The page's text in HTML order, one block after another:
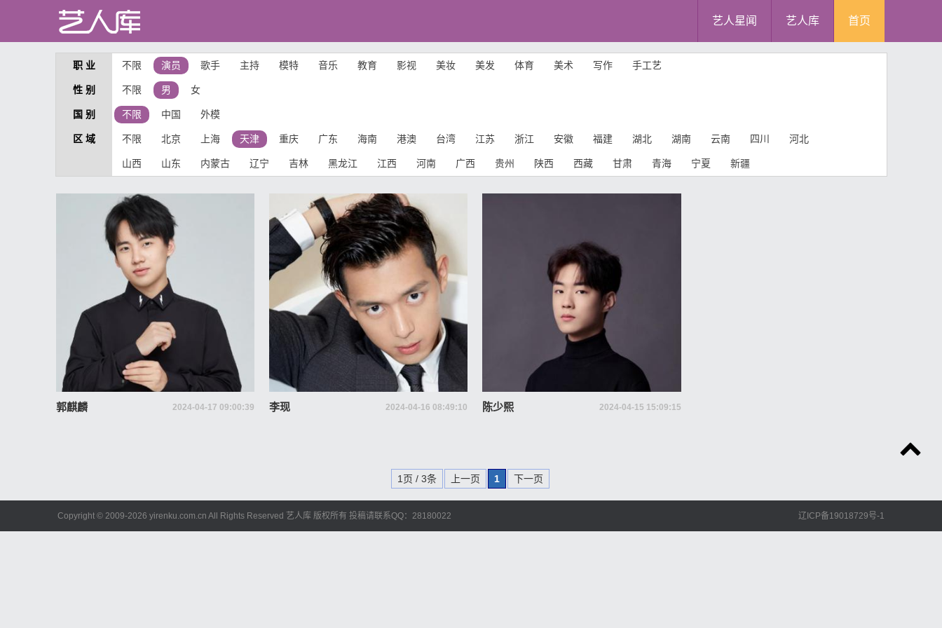
艺人星闻 艺人库 首页
职 业 不限 演员 歌手 主持 模特 音乐 教育 影视 美妆 美发 体育 美术 写作 手工艺
性 别 不限 男 女
国 别 不限 中国 外模
区 域 不限 北京 上海 天津 重庆 广东 海南 港澳 台湾 江苏 浙江 安徽 福建 湖北 湖南 云南 四川 河北
山西 山东 内蒙古 辽宁 吉林 黑龙江 江西 河南 广西 贵州 陕西 西藏 甘肃 青海 宁夏 新疆
郭麒麟 2024-04-17 09:00:39 李现 2024-04-16 08:49:10 陈少熙 2024-04-15 15:09:15
1页 / 3条 上一页 1 下一页
Copyright © 2009-2026 yirenku.com.cn All Rights Reserved 艺人库 版权所有 投稿请联系QQ：28180022 辽ICP备19018729号-1